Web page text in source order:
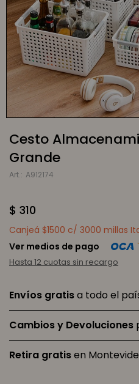
Cesto
Grande
A912174
$ 310
Canjeá $1500 c/ 3000 millas
Ver medios de pago
Hasta 12 cuotas sin recargo
Envíos gratisa todo el
Cambios y Devoluciones
Retira gratisen